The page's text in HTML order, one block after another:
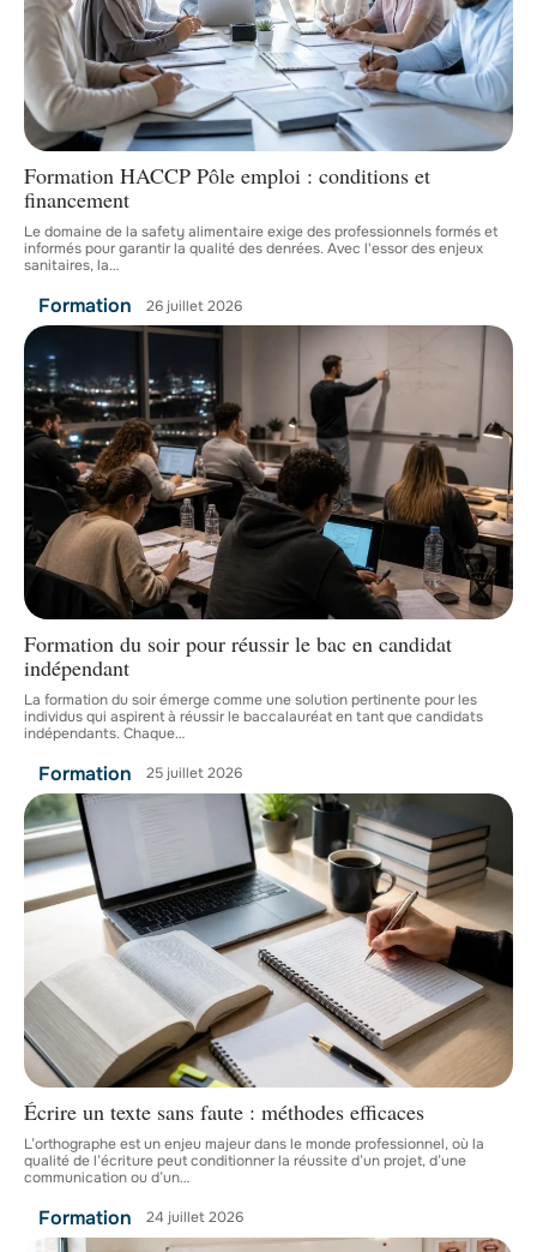
Formation HACCP Pôle emploi : conditions et
financement
Le domaine de la safety alimentaire exige des professionnels formés et
informés pour garantir la qualité des denrées. Avec l'essor des enjeux
sanitaires, la…
Formation 26 juillet 2026
Formation du soir pour réussir le bac en candidat
indépendant
La formation du soir émerge comme une solution pertinente pour les
individus qui aspirent à réussir le baccalauréat en tant que candidats
indépendants. Chaque…
Formation 25 juillet 2026
Écrire un texte sans faute : méthodes efficaces
L’orthographe est un enjeu majeur dans le monde professionnel, où la
qualité de l’écriture peut conditionner la réussite d’un projet, d’une
communication ou d’un…
Formation 24 juillet 2026